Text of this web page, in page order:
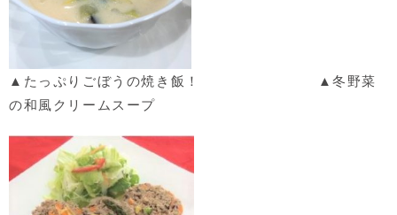
▲たっぷりごぼうの焼き飯！ ▲冬野菜
の和風クリームスープ